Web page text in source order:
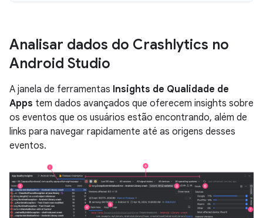
Analisar dados do Crashlytics no
Android Studio
A janela de ferramentas Insights de Qualidade de
Apps tem dados avançados que oferecem insights sobre
os eventos que os usuários estão encontrando, além de
links para navegar rapidamente até as origens desses
eventos.